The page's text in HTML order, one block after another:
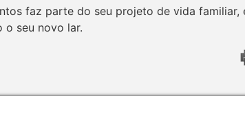
faz parte do seu projeto de vida
o seu novo lar.